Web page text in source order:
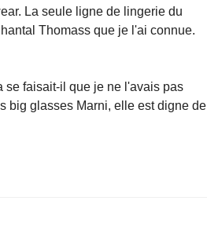
La seule ligne de lingerie du
Thomass que je l'ai connue.
se faisait-il que je ne l'avais pas
big glasses Marni, elle est digne de